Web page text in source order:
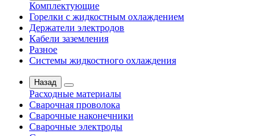
Комплектующие
Горелки с жидкостным охлаждением
Держатели электродов
Кабели заземления
Разное
Системы жидкостного охлаждения
Назад
Расходные материалы
Сварочная проволока
Сварочные наконечники
Сварочные электроды